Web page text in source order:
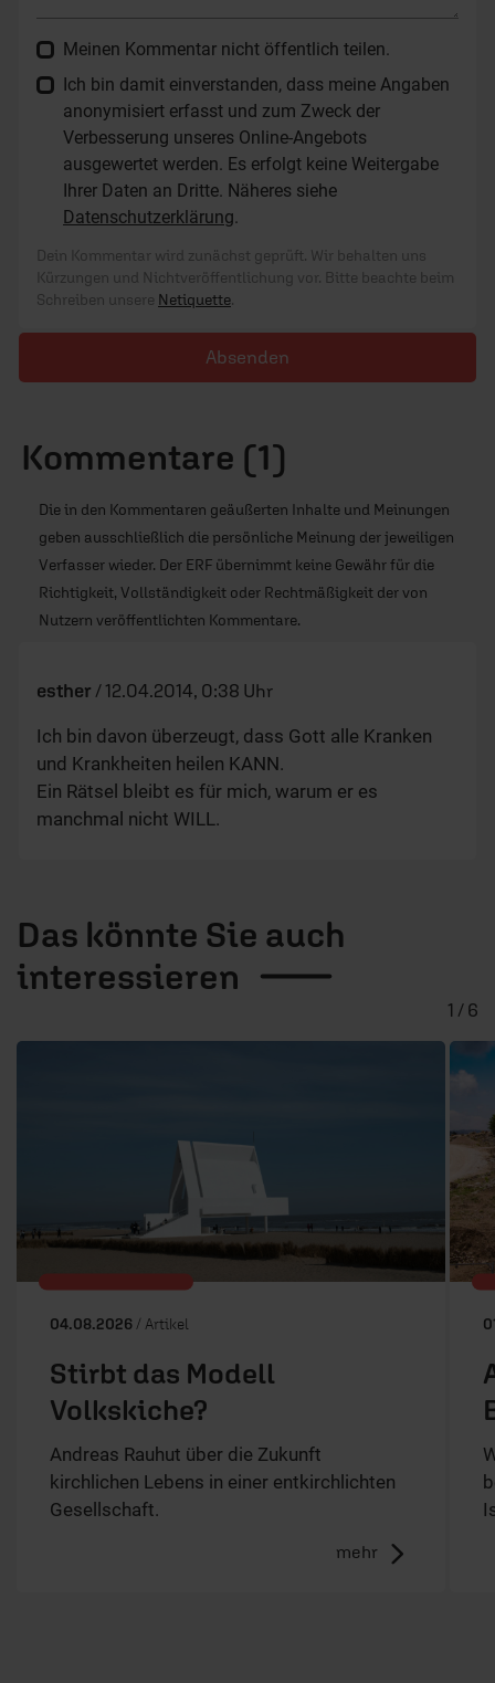
Meinen Kommentar nicht öffentlich teilen.
Ich bin damit einverstanden, dass meine Angaben
anonymisiert erfasst und zum Zweck der
Verbesserung unseres Online-Angebots
ausgewertet werden. Es erfolgt keine Weitergabe
Ihrer Daten an Dritte. Näheres siehe
Datenschutzerklärung.
Dein Kommentar wird zunächst geprüft. Wir behalten uns
Kürzungen und Nichtveröffentlichung vor. Bitte beachte beim
Schreiben unsere Netiquette.
Absenden
Kommentare (1)
Die in den Kommentaren geäußerten Inhalte und Meinungen
geben ausschließlich die persönliche Meinung der jeweiligen
Verfasser wieder. Der ERF übernimmt keine Gewähr für die
Richtigkeit, Vollständigkeit oder Rechtmäßigkeit der von
Nutzern veröffentlichten Kommentare.
esther / 12.04.2014, 0:38 Uhr
Ich bin davon überzeugt, dass Gott alle Kranken
und Krankheiten heilen KANN.
Ein Rätsel bleibt es für mich, warum er es
manchmal nicht WILL.
Das könnte Sie auch
interessieren
04.08.2026 / Artikel
Stirbt das Modell
Volkskiche?
Andreas Rauhut über die Zukunft
kirchlichen Lebens in einer entkirchlichten
Gesellschaft.
mehr
1 / 6